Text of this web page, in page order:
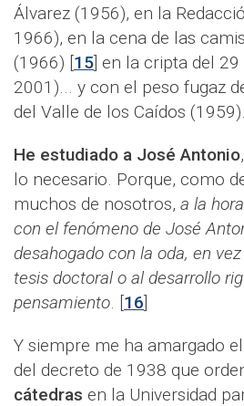
Álvarez (1956), en la
1966), en la cena de las
(1966) [15] en la cripta del
2001)... y con el peso fugaz
del Valle de los Caídos (1959).
He estudiado a José Antonio
lo necesario. Porque, como
muchos de nosotros, a la
con el fenómeno de José
desahogado con la oda, en
tesis doctoral o al desarrollo
pensamiento . [16]
Y siempre me ha amargado
del decreto de 1938 que
cátedras en la Universidad